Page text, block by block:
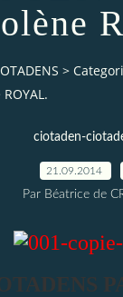
>
ciotaden-
21.09.2014
Par Béatrice de